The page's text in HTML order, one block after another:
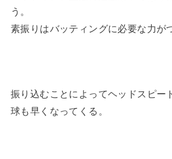
う。
素振りはバッティングに必要な力が
振り込むことによってヘッドスピー
球も早くなってくる。